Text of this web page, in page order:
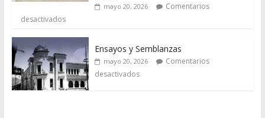
mayo 20, 2026
Comentarios
desactivados
Ensayos y Semblanzas
mayo 20, 2026
Comentarios
desactivados